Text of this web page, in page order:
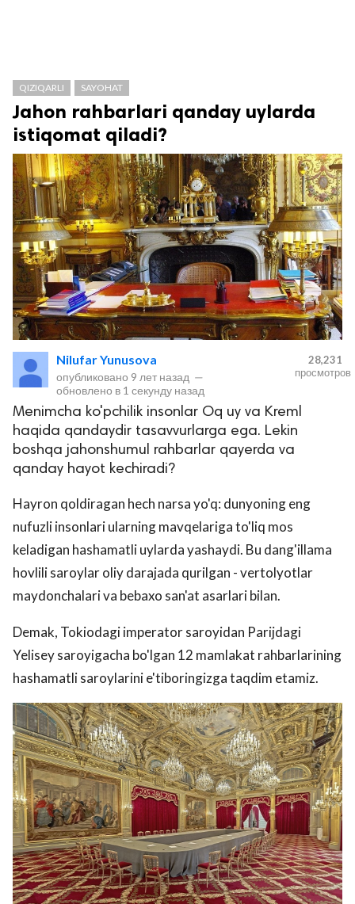
защищены.
QIZIQARLI SAYOHAT
Jahon rahbarlari qanday uylarda
istiqomat qiladi?
Nilufar Yunusova
опубликовано 9 лет назад —
обновлено в 1 секунду назад
28,231
просмотров
Menimcha ko'pchilik insonlar Oq uy va Kreml
haqida qandaydir tasavvurlarga ega. Lekin
boshqa jahonshumul rahbarlar qayerda va
qanday hayot kechiradi?
Hayron qoldiragan hech narsa yo'q: dunyoning eng
nufuzli insonlari ularning mavqelariga to'liq mos
keladigan hashamatli uylarda yashaydi. Bu dang'illama
hovlili saroylar oliy darajada qurilgan - vertolyotlar
maydonchalari va bebaxo san'at asarlari bilan.
Demak, Tokiodagi imperator saroyidan Parijdagi
Yelisey saroyigacha bo'lgan 12 mamlakat rahbarlarining
hashamatli saroylarini e'tiboringizga taqdim etamiz.